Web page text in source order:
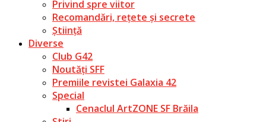
Privind spre viitor
Recomandări, rețete și secrete
Știință
Diverse
Club G42
Noutăți SFF
Premiile revistei Galaxia 42
Special
Cenaclul ArtZONE SF Brăila